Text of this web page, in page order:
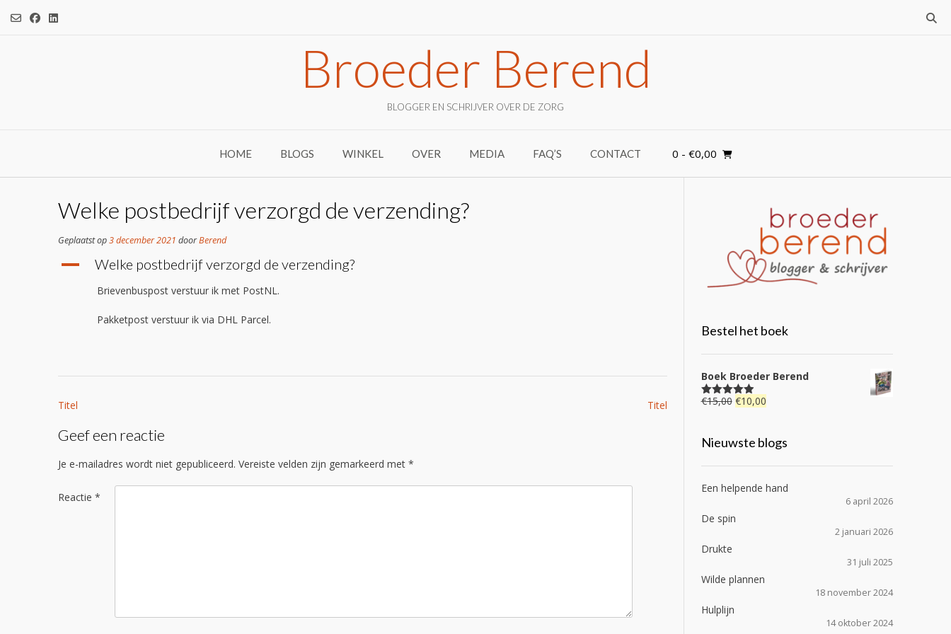
naar
Broeder Berend
BLOGGER EN SCHRIJVER OVER DE ZORG
HOME BLOGS WINKEL OVER MEDIA FAQ’S CONTACT 0 - €0,00
Welke postbedrijf verzorgd de verzending?
Geplaatst op3 december 2021 doorBerend
A Welke postbedrijf verzorgd de verzending?
Brievenbuspost verstuur ik met PostNL.
Pakketpost verstuur ik via DHL Parcel.
Bericht
Titel Titel
Geef een reactie
Je e-mailadres wordt niet gepubliceerd. Vereiste velden zijn gemarkeerd met *
Reactie *
Bestel het boek
Boek Broeder Berend
Gewaardeerd
€15,00 Oorspronkelijke
€15,00.
€10,00Huidige
€10,00.
Nieuwste blogs
Een helpende hand
6 april 2026
De spin
2 januari 2026
Drukte
31 juli 2025
Wilde plannen
18 november 2024
Hulplijn
14 oktober 2024